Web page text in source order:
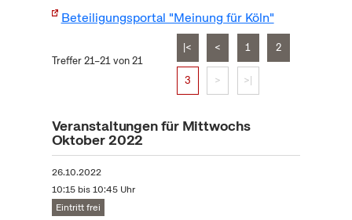
Beteiligungsportal "Meinung für Köln"
Treffer 21–21 von 21
|< < 1 2
3 > >|
Veranstaltungen für Mittwochs
Oktober 2022
26.10.2022
10:15 bis 10:45 Uhr
Eintritt frei